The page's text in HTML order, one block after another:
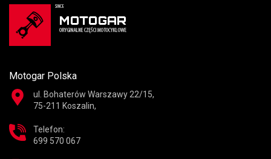
Motogar Polska
ul. Bohaterów Warszawy 22/15,
75-211 Koszalin,
Telefon:
699 570 067